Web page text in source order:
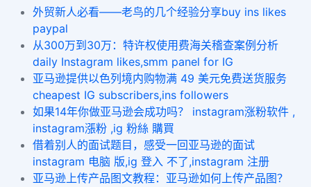
外贸新人必看——老鸟的几个经验分享buy ins likes
paypal
从300万到30万：特许权使用费海关稽查案例分析
daily Instagram likes,smm panel for IG
亚马逊提供以色列境内购物满 49 美元免费送货服务
cheapest IG subscribers,ins followers
如果14年你做亚马逊会成功吗？ instagram涨粉软件 ,
instagram漲粉 ,ig 粉絲 購買
借着别人的面试题目，感受一回亚马逊的面试
instagram 电脑 版,ig 登入 不了,instagram 注册
亚马逊上传产品图文教程：亚马逊如何上传产品图？